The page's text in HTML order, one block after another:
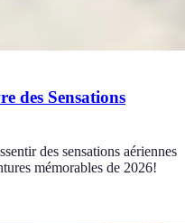
des Sensations
des sensations aériennes
mémorables de 2026!